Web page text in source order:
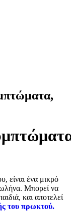
είναι ένα μικρό
Μπορεί να
και αποτελεί
του πρωκτού.